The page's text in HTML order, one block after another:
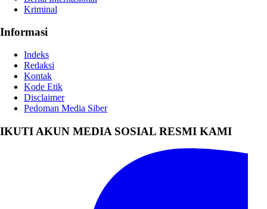
Kriminal
Informasi
Indeks
Redaksi
Kontak
Kode Etik
Disclaimer
Pedoman Media Siber
IKUTI AKUN MEDIA SOSIAL RESMI KAMI